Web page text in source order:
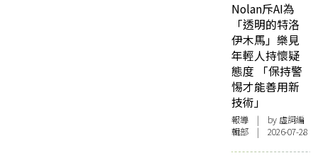
Nolan斥AI為
「透明的特洛
伊木馬」樂見
年輕人持懷疑
態度 「保持警
惕才能善用新
技術」
報導 | by 虛詞編
輯部 | 2026-07-28